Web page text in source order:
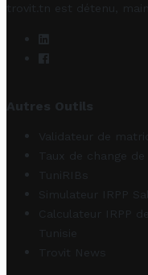
trovit.tn est détenu,
Autres Outils
Validateur de
Taux de change de
TuniRIBs
Simulateur IRPP
Calculateur IRPP
Tunisie
Trovit News